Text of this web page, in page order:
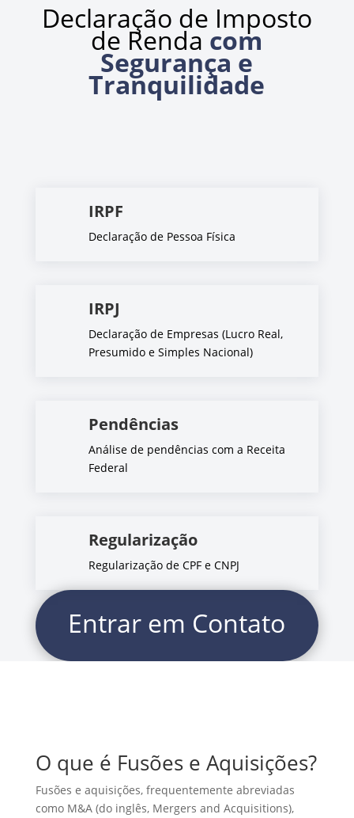
Declaração de Imposto
de Renda com
Segurança e
Tranquilidade
IRPF
Declaração de Pessoa Física
IRPJ
Declaração de Empresas (Lucro Real,
Presumido e Simples Nacional)
Pendências
Análise de pendências com a Receita
Federal
Regularização
Regularização de CPF e CNPJ
Entrar em Contato
O que é Fusões e Aquisições?
Fusões e aquisições, frequentemente abreviadas
como M&A (do inglês, Mergers and Acquisitions),